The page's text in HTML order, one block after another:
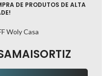
DE PRODUTOS DE ALTA